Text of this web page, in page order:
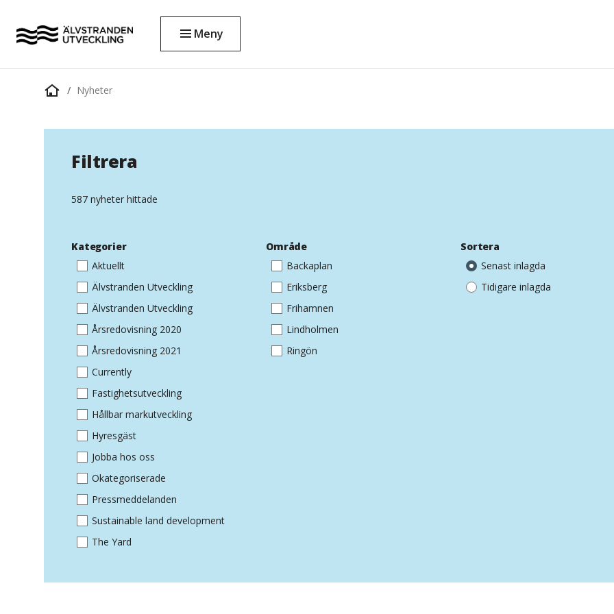
Meny
Startsida
Nyheter
Filtrera
587 nyheter hittade
Kategorier
Aktuellt
Älvstranden Utveckling
Älvstranden Utveckling
Årsredovisning 2020
Årsredovisning 2021
Currently
Fastighetsutveckling
Hållbar markutveckling
Hyresgäst
Jobba hos oss
Okategoriserade
Pressmeddelanden
Sustainable land development
The Yard
Område
Backaplan
Eriksberg
Frihamnen
Lindholmen
Ringön
Sortera
Senast inlagda
Tidigare inlagda